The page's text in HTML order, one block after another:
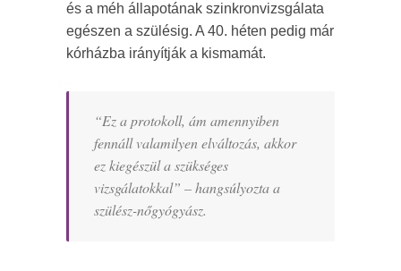
és a méh állapotának szinkronvizsgálata
egészen a szülésig. A 40. héten pedig már
kórházba irányítják a kismamát.
“Ez a protokoll, ám amennyiben
fennáll valamilyen elváltozás, akkor
ez kiegészül a szükséges
vizsgálatokkal” – hangsúlyozta a
szülész-nőgyógyász.